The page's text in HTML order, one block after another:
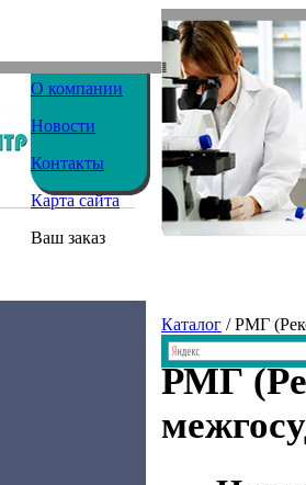
О компании
Новости
Контакты
Карта сайта
Ваш заказ
Каталог / РМГ
РМГ